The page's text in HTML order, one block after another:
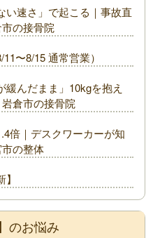
い速さ」で起こる｜事故直
の接骨院
〜8/15 通常営業）
んだまま」10kgを抱え
倉市の接骨院
倍｜デスクワーカーが知
の整体
のお悩み